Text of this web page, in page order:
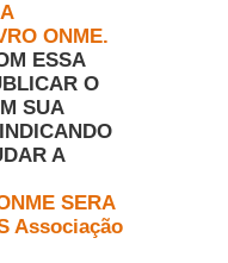
ONME.
ESSA
O
SUA
A
SERA
Associação